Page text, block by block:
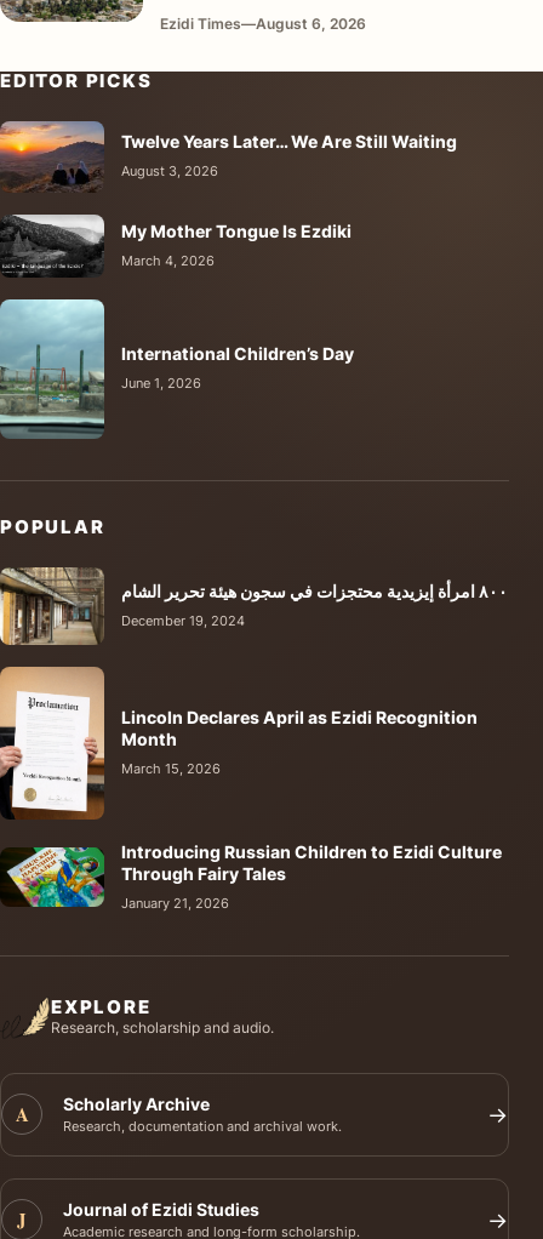
Ezidi Times—August 6, 2026
EDITOR PICKS
Twelve Years Later… We Are Still Waiting
August 3, 2026
My Mother Tongue Is Ezdiki
March 4, 2026
International Children’s Day
June 1, 2026
POPULAR
٨٠٠ امرأة إيزيدية محتجزات في سجون هيئة تحرير الشام
December 19, 2024
Lincoln Declares April as Ezidi Recognition
Month
March 15, 2026
Introducing Russian Children to Ezidi Culture
Through Fairy Tales
January 21, 2026
EXPLORE
Research, scholarship and audio.
A Scholarly Archive
Research, documentation and archival work. →
J Journal of Ezidi Studies
Academic research and long-form scholarship. →